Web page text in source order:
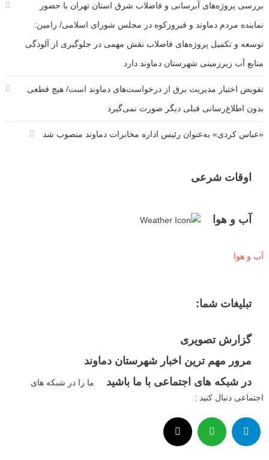
بررسی پروژه‌های آبرسانی و فاضلاب شرق استان تهران با حضور
نماینده مردم دماوند و فیروزکوه در مجلس شورای اسلامی/ رامین:
توسعه و تکمیل پروژه‌های فاضلاب نقش مهمی در جلوگیری از آلودگی
منابع آب زیرزمینی شهرستان دماوند دارد
تفویض اختیار مدیریت برق از درخواست‌های دماوند است/ هیچ قطعی
بدون اطلاع‌رسانی قبلی دیگر صورت نمی‌گیرد
«عباس کردی» به‌عنوان رئیس اداره مخابرات دماوند منصوب شد
اوقات شرعی
آب و هوا
آب و هوا
تبلیغات شما:
گزارش تصویری
مرور مهم ترین اخبار شهرستان دماوند
در شبکه های اجتماعی با ما باشید
ما را در شبکه های
اجتماعی دنبال کنید :